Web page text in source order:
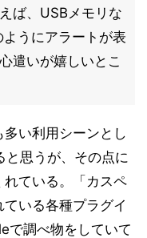
ば、USBメモリな
うにアラートが表
遣いが嬉しいとこ
い利用シーンとし
と思うが、その点に
ている。「カスペ
いる各種プラグイ
で調べ物をしていて